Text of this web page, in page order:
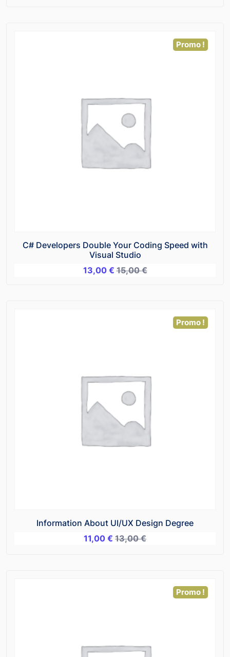
Promo !
C# Developers Double Your Coding Speed with
Visual Studio
13,00 € 15,00€
Promo !
Information About UI/UX Design Degree
11,00 € 13,00€
Promo !